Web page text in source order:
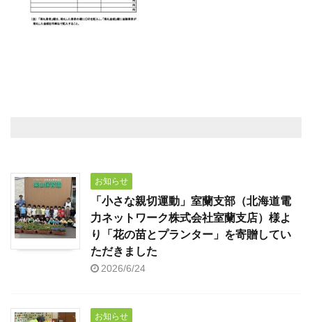
お知らせ
「小さな親切運動」室蘭支部（北海道電
力ネットワーク株式会社室蘭支店）様よ
り「花の苗とプランター」を寄贈してい
ただきました
2026/6/24
お知らせ